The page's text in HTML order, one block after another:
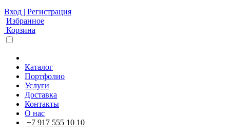
Вход | Регистрация
Избранное
Корзина
Каталог
Портфолио
Услуги
Доставка
Контакты
О нас
+7 917 555 10 10